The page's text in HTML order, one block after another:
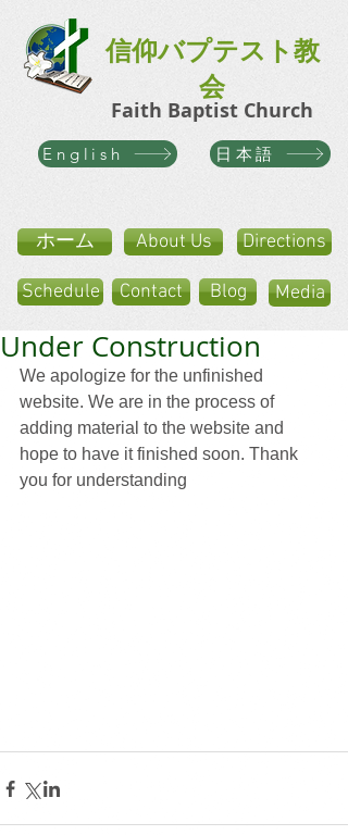
信仰バプテスト教
会
Faith Baptist Church
English 日本語
ホーム About Us Directions
Schedule Contact Blog Media
Under Construction
We apologize for the unfinished
website. We are in the process of
adding material to the website and
hope to have it finished soon. Thank
you for understanding